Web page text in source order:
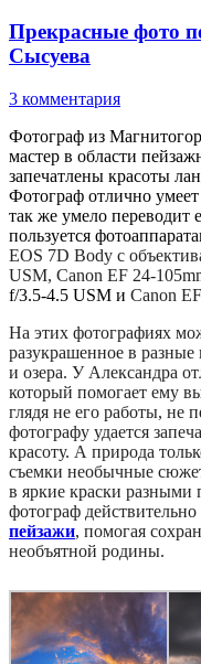
Прекрасные фото
Сысуева
3 комментария
Фотограф из
мастер в области
запечатлены красоты
Фотограф отлично
так же умело переводит
пользуется
EOS 7D Body с
USM, Canon EF 24-
f/3.5-4.5 USM и Canon
На этих фотографиях
разукрашенное в разные
и озера. У Александра
который помогает ему
глядя не его работы, не
фотографу удается
красоту. А природа
съемки необычные
в яркие краски
фотограф
пейзажи, помогая
необъятной родины.